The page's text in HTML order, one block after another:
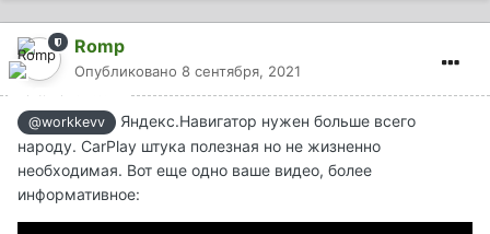
Romp
Опубликовано 8 сентября, 2021
@workkevv
Яндекс.Навигатор нужен больше всего
народу. CarPlay штука полезная но не жизненно
необходимая. Вот еще одно ваше видео, более
информативное: